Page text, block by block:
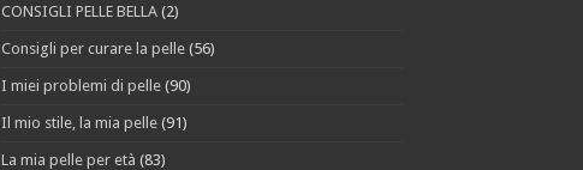
CONSIGLI PELLE BELLA (2)
Consigli per curare la pelle (56)
I miei problemi di pelle (90)
Il mio stile, la mia pelle (91)
La mia pelle per età (83)